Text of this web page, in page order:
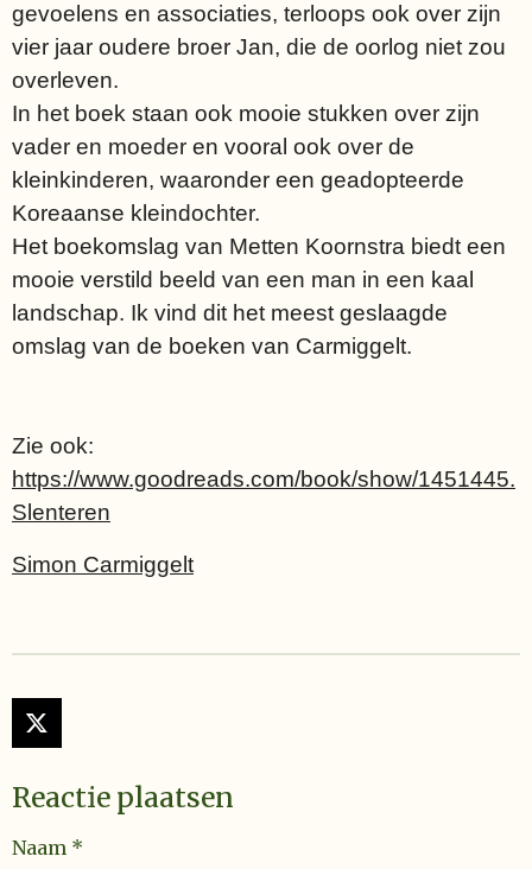
gevoelens en associaties, terloops ook over zijn
vier jaar oudere broer Jan, die de oorlog niet zou
overleven.
In het boek staan ook mooie stukken over zijn
vader en moeder en vooral ook over de
kleinkinderen, waaronder een geadopteerde
Koreaanse kleindochter.
Het boekomslag van Metten Koornstra biedt een
mooie verstild beeld van een man in een kaal
landschap. Ik vind dit het meest geslaagde
omslag van de boeken van Carmiggelt.
Zie ook:
https://www.goodreads.com/book/show/1451445.
Slenteren
Simon Carmiggelt
X
Reactie plaatsen
Naam *